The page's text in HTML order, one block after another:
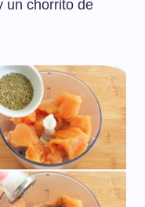
un chorrito de